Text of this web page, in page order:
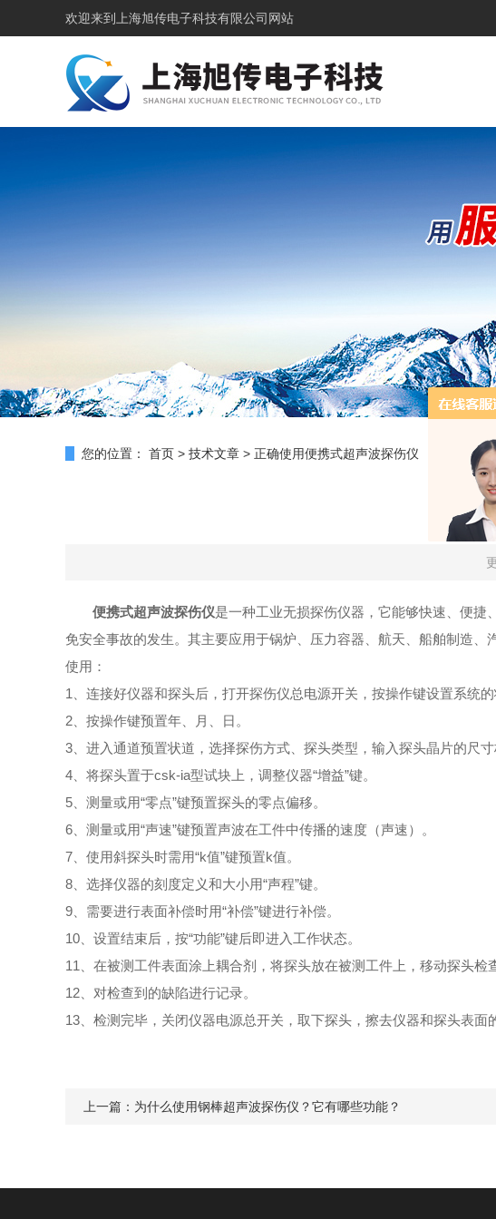
欢迎来到 上海旭传电子科技有限公司网站
您的位置： 首页 > 技术文章 > 正确使用便携式超声波探伤仪
正
便携式超声波探伤仪是一种工业无损探伤仪器，它能够快速、便
免安全事故的发生。其主要应用于锅炉、压力容器、航天、船舶制造
使用：
1、连接好仪器和探头后，打开探伤仪总电源开关，按操作键设置系统的
2、按操作键预置年、月、日。
3、进入通道预置状道，选择探伤方式、探头类型，输入探头晶片的尺
4、将探头置于csk-ia型试块上，调整仪器“增益”键。
5、测量或用“零点”键预置探头的零点偏移。
6、测量或用“声速”键预置声波在工件中传播的速度（声速）。
7、使用斜探头时需用“k值”键预置k值。
8、选择仪器的刻度定义和大小用“声程”键。
9、需要进行表面补偿时用“补偿”键进行补偿。
10、设置结束后，按“功能”键后即进入工作状态。
11、在被测工件表面涂上耦合剂，将探头放在被测工件上，移动探头检
12、对检查到的缺陷进行记录。
13、检测完毕，关闭仪器电源总开关，取下探头，擦去仪器和探头表面
上一篇： 为什么使用钢棒超声波探伤仪？它有哪些功能？